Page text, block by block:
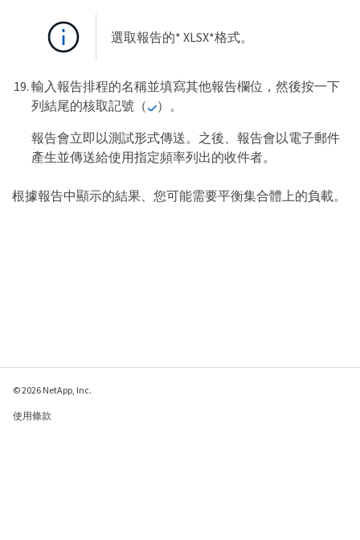
選取報告的* XLSX*格式。
輸入報告排程的名稱並填寫其他報告欄位，然後按一下
列結尾的核取記號（
）。
報告會立即以測試形式傳送。之後、報告會以電子郵件
產生並傳送給使用指定頻率列出的收件者。
根據報告中顯示的結果、您可能需要平衡集合體上的負載。
© 2026 NetApp, Inc.
使用條款